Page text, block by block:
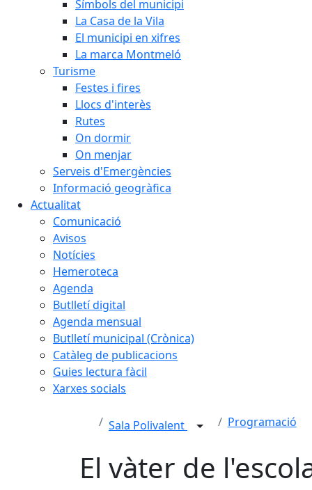
Símbols del municipi
La Casa de la Vila
El municipi en xifres
La marca Montmeló
Turisme
Festes i fires
Llocs d'interès
Rutes
On dormir
On menjar
Serveis d'Emergències
Informació geogràfica
Actualitat
Comunicació
Avisos
Notícies
Hemeroteca
Agenda
Butlletí digital
Agenda mensual
Butlletí municipal (Crònica)
Catàleg de publicacions
Guies lectura fàcil
Xarxes socials
Sala Polivalent Programació
El vàter de